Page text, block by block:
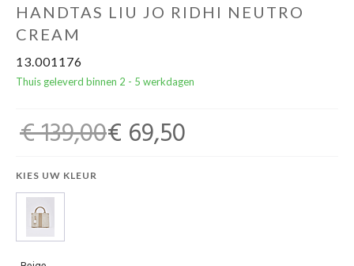
HANDTAS LIU JO RIDHI NEUTRO
CREAM
13.001176
Thuis geleverd binnen 2 - 5 werkdagen
€ 139,00€ 69,50
KIES UW KLEUR